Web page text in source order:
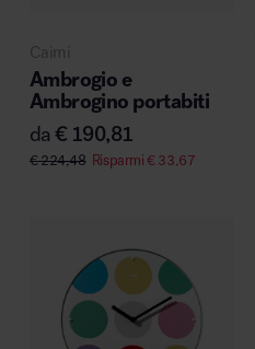
Caimi
Ambrogio e
Ambrogino portabiti
da€ 190,81
€224,48 Risparmi€33,67